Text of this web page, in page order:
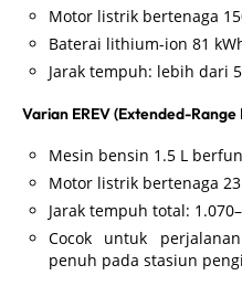
Motor listrik bertenaga
Baterai lithium-ion 81
Jarak tempuh: lebih dari
Varian EREV (Extended-Range
Mesin bensin 1.5 L
Motor listrik bertenaga
Jarak tempuh total:
Cocok untuk
penuh pada stasiun